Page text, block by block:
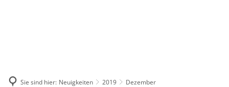
Sie sind hier: Neuigkeiten 2019
Dezember